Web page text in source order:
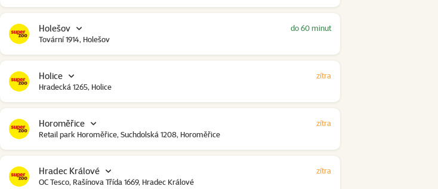
Holešov
Tovární 1914, Holešov
do 60 minut
Holice
Hradecká 1265, Holice
zítra
Horoměřice
Retail park Horoměřice, Suchdolská 1208, Horoměřice
zítra
Hradec Králové
OC Tesco, Rašínova Třída 1669, Hradec Králové
zítra